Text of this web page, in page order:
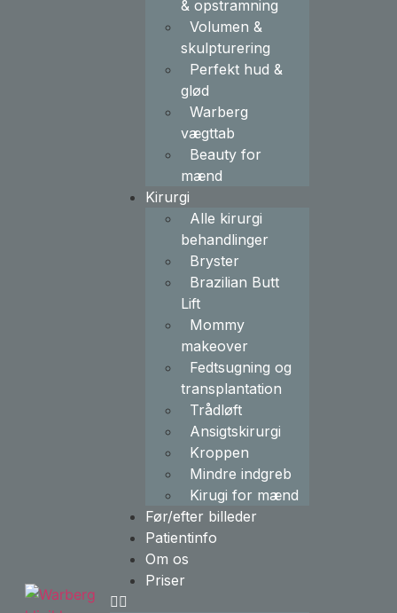
& opstramning
Volumen &
skulpturering
Perfekt hud &
glød
Warberg
vægttab
Beauty for
mænd
Kirurgi
Alle kirurgi
behandlinger
Bryster
Brazilian Butt
Lift
Mommy
makeover
Fedtsugning og
transplantation
Trådløft
Ansigtskirurgi
Kroppen
Mindre indgreb
Kirugi for mænd
Før/efter billeder
Patientinfo
Om os
Priser